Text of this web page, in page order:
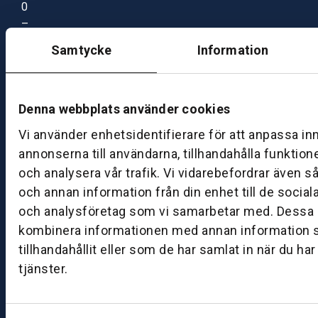
Samtycke Information
Denna webbplats använder cookies
Vi använder enhetsidentifierare för att anpassa
annonserna till användarna, tillhandahålla
och analysera vår trafik. Vi vidarebefordrar även
och annan information från din enhet till de
och analysföretag som vi samarbetar med. Dessa
kombinera informationen med annan information
tillhandahållit eller som de har samlat in när du
tjänster.
0
–
0
B
ut
ik
S
k
d
e
B